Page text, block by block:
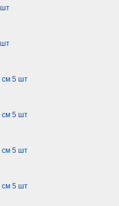
шт
шт
см 5 шт
см 5 шт
см 5 шт
см 5 шт